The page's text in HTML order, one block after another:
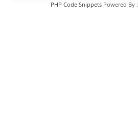
PHP Code SnippetsPowered By :